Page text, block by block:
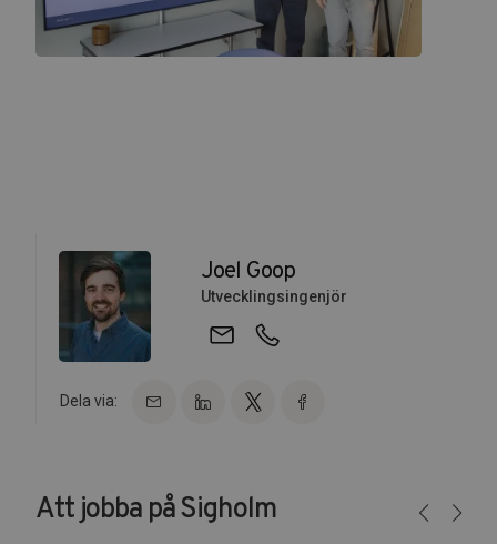
Joel Goop
Utvecklingsingenjör
Dela via:
Att jobba på Sigholm